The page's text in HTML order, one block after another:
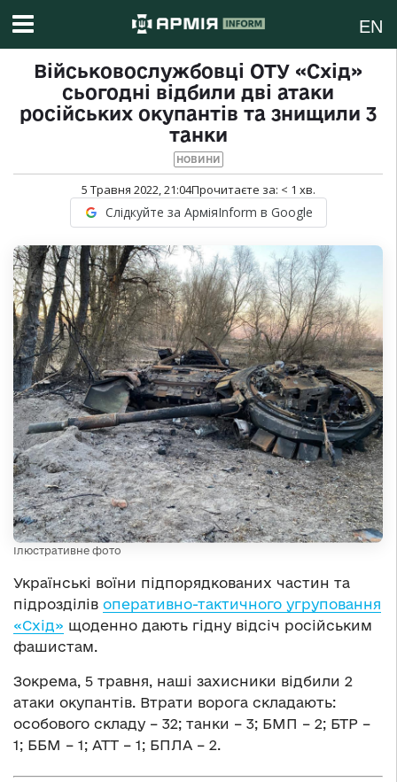
EN
Військовослужбовці ОТУ «Схід»
сьогодні відбили дві атаки
російських окупантів та знищили 3
танки
НОВИНИ
5 Травня 2022, 21:04Прочитаєте за: < 1 хв.
Слідкуйте за АрміяInform в Google
Ілюстративне фото
Українські воїни підпорядкованих частин та
підрозділів оперативно-тактичного угруповання
«Схід» щоденно дають гідну відсіч російським
фашистам.
Зокрема, 5 травня, наші захисники відбили 2
атаки окупантів. Втрати ворога складають:
особового складу – 32; танки – 3; БМП – 2; БТР –
1; ББМ – 1; АТТ – 1; БПЛА – 2.